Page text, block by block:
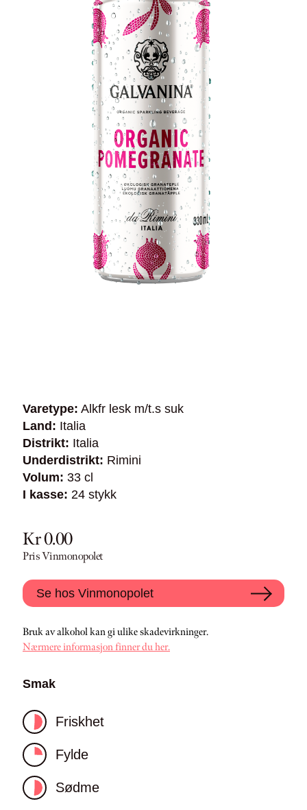
Varetype: Alkfr lesk m/t.s suk
Land: Italia
Distrikt: Italia
Underdistrikt: Rimini
Volum: 33 cl
I kasse: 24 stykk
Kr 0.00
Pris Vinmonopolet
Se hos Vinmonopolet
Bruk av alkohol kan gi ulike skadevirkninger.
Nærmere informasjon finner du her.
Smak
Friskhet
Fylde
Sødme